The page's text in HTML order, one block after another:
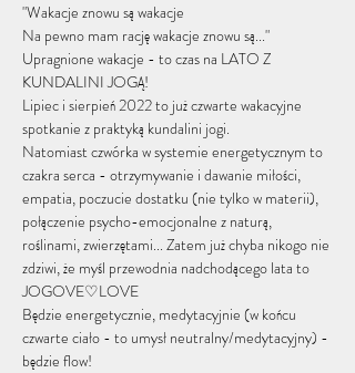
"Wakacje znowu są wakacje
Na pewno mam rację wakacje znowu są..."
Upragnione wakacje - to czas na LATO Z
KUNDALINI JOGĄ!
Lipiec i sierpień 2022 to już czwarte wakacyjne
spotkanie z praktyką kundalini jogi.
Natomiast czwórka w systemie energetycznym to
czakra serca - otrzymywanie i dawanie miłości,
empatia, poczucie dostatku (nie tylko w materii),
połączenie psycho-emocjonalne z naturą,
roślinami, zwierzętami... Zatem już chyba nikogo nie
zdziwi, że myśl przewodnia nadchodącego lata to
JOGOVE♡LOVE
Będzie energetycznie, medytacyjnie (w końcu
czwarte ciało - to umysł neutralny/medytacyjny) -
będzie flow!